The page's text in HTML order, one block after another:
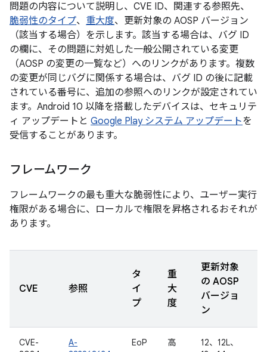
問題の内容について説明し、CVE ID、関連する参照先、
脆弱性のタイプ、 重大度、更新対象の AOSP バージョン
（該当する場合）を示します。該当する場合は、バグ ID
の欄に、その問題に対処した一般公開されている変更
（AOSP の変更の一覧など）へのリンクがあります。複数
の変更が同じバグに関係する場合は、バグ ID の後に記載
されている番号に、追加の参照へのリンクが設定されてい
ます。Android 10 以降を搭載したデバイスは、セキュリテ
ィ アップデートと Google Play システム アップデートを
受信することがあります。
フレームワーク
フレームワークの最も重大な脆弱性により、ユーザー実行
権限がある場合に、ローカルで権限を昇格されるおそれが
あります。
CVE 参照
タ
イ
プ
重
大
度
更新対象
の AOSP
バージョ
ン
CVE-
A-
EoP 高
12、12L、